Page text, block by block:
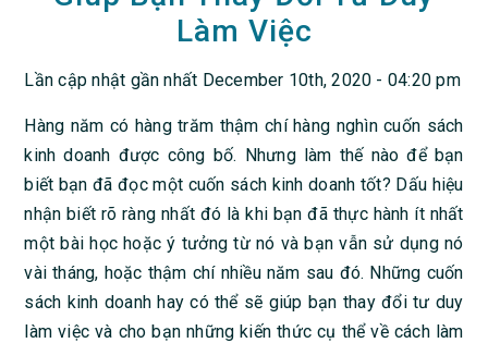
Làm Việc
Lần cập nhật gần nhất December 10th, 2020 - 04:20 pm
Hàng năm có hàng trăm thậm chí hàng nghìn cuốn sách
kinh doanh được công bố. Nhưng làm thế nào để bạn
biết bạn đã đọc một cuốn sách kinh doanh tốt? Dấu hiệu
nhận biết rõ ràng nhất đó là khi bạn đã thực hành ít nhất
một bài học hoặc ý tưởng từ nó và bạn vẫn sử dụng nó
vài tháng, hoặc thậm chí nhiều năm sau đó. Những cuốn
sách kinh doanh hay có thể sẽ giúp bạn thay đổi tư duy
làm việc và cho bạn những kiến thức cụ thể về cách làm